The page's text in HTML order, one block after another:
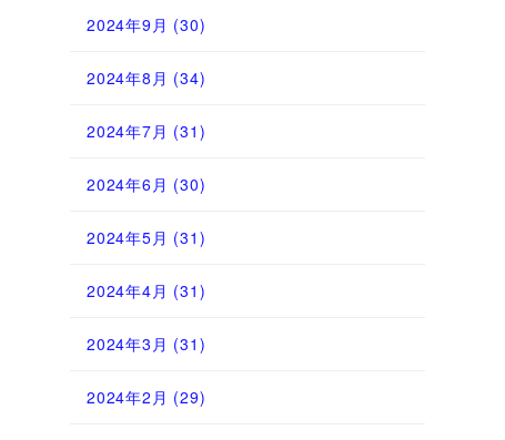
2024年9月 (30)
2024年8月 (34)
2024年7月 (31)
2024年6月 (30)
2024年5月 (31)
2024年4月 (31)
2024年3月 (31)
2024年2月 (29)